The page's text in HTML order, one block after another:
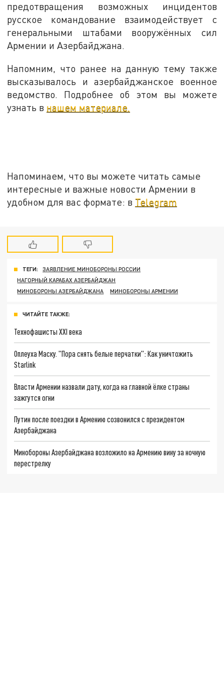
предотвращения возможных инцидентов
русское командование взаимодействует с
генеральными штабами вооружённых сил
Армении и Азербайджана.
Напомним, что ранее на данную тему также
высказывалось и азербайджанское военное
ведомство. Подробнее об этом вы можете
узнать в нашем материале.
Напоминаем, что вы можете читать самые
интересные и важные новости Армении в
удобном для вас формате: в Telegram
ТЕГИ:
ЗАЯВЛЕНИЕ МИНОБОРОНЫ РОССИИ
НАГОРНЫЙ КАРАБАХ АЗЕРБАЙДЖАН
МИНОБОРОНЫ АЗЕРБАЙДЖАНА
МИНОБОРОНЫ АРМЕНИИ
ЧИТАЙТЕ ТАКЖЕ:
Технофашисты XXI века
Оплеуха Маску. "Пора снять белые перчатки": Как уничтожить
Starlink
Власти Армении назвали дату, когда на главной ёлке страны
зажгутся огни
Путин после поездки в Армению созвонился с президентом
Азербайджана
Минобороны Азербайджана возложило на Армению вину за ночную
перестрелку